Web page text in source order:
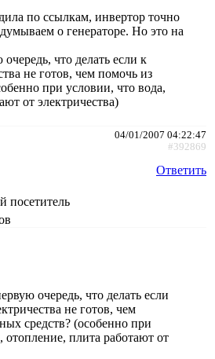
по ссылкам, инвертор точно
о генераторе. Но это на
что делать если к
не готов, чем помочь из
при условии, что вода,
от электричества)
04/01/2007 04:22:47
#392869
Ответить
посетитель
очередь, что делать если
не готов, чем
средств? (особенно при
отопление, плита работают от